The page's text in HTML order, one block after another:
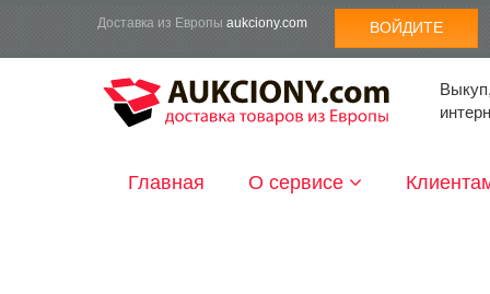
Доставка из Европы aukciony.com ВОЙДИТЕ
Главная О сервисе